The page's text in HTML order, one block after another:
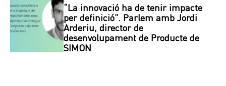
“La innovació ha de tenir impacte
per definició”. Parlem amb Jordi
Arderiu, director de
desenvolupament de Producte de
SIMON